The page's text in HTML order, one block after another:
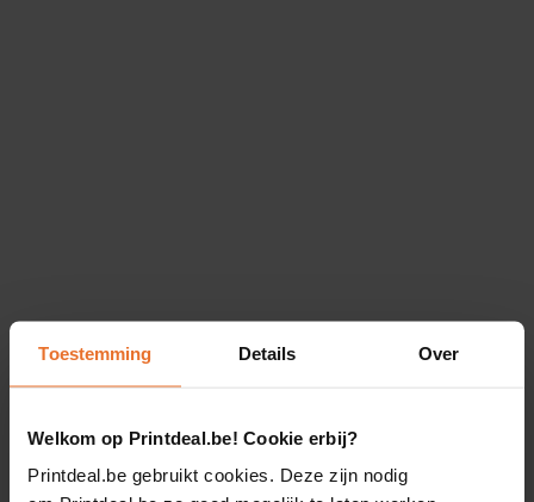
Toestemming Details Over
Welkom op Printdeal.be! Cookie erbij?
Printdeal.be gebruikt cookies. Deze zijn nodig